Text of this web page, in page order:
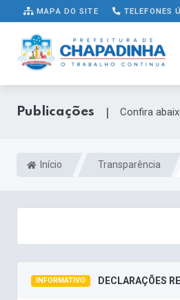
MAPA DO SITE TELEFONES
Publicações | Confira
Início Transparência
INFORMATIVO DECLARAÇÕES